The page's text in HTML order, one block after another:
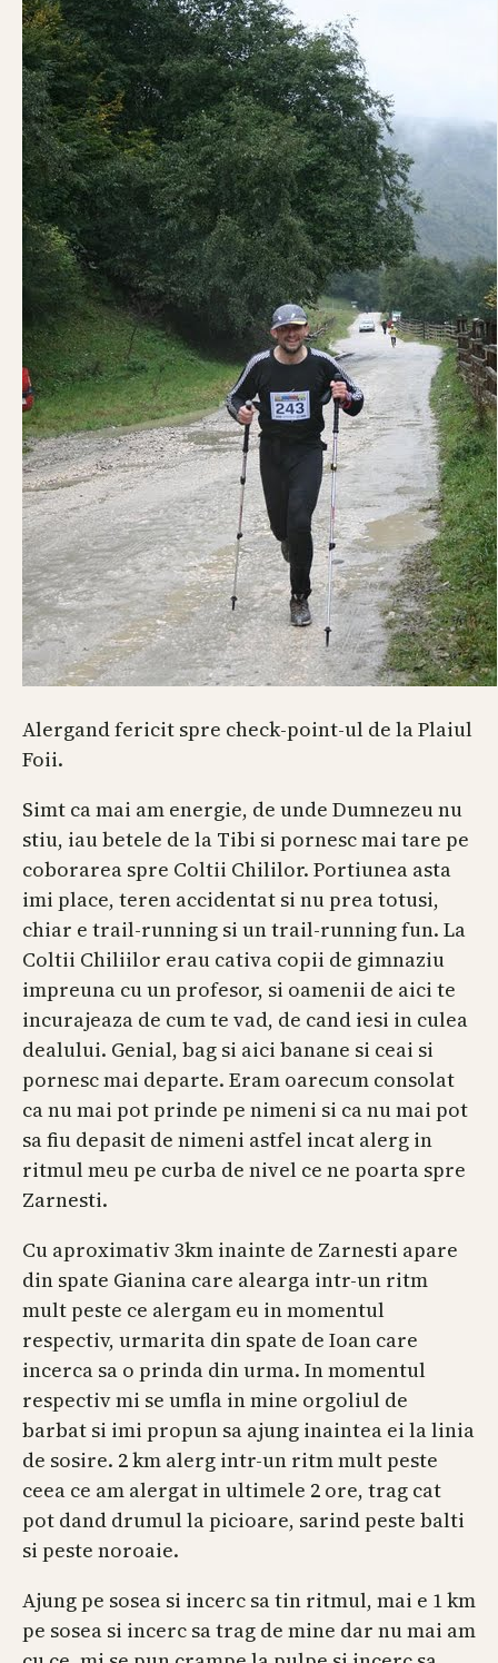
Alergand fericit spre check-point-ul de la Plaiul
Foii.
Simt ca mai am energie, de unde Dumnezeu nu
stiu, iau betele de la Tibi si pornesc mai tare pe
coborarea spre Coltii Chililor. Portiunea asta
imi place, teren accidentat si nu prea totusi,
chiar e trail-running si un trail-running fun. La
Coltii Chiliilor erau cativa copii de gimnaziu
impreuna cu un profesor, si oamenii de aici te
incurajeaza de cum te vad, de cand iesi in culea
dealului. Genial, bag si aici banane si ceai si
pornesc mai departe. Eram oarecum consolat
ca nu mai pot prinde pe nimeni si ca nu mai pot
sa fiu depasit de nimeni astfel incat alerg in
ritmul meu pe curba de nivel ce ne poarta spre
Zarnesti.
Cu aproximativ 3km inainte de Zarnesti apare
din spate Gianina care alearga intr-un ritm
mult peste ce alergam eu in momentul
respectiv, urmarita din spate de Ioan care
incerca sa o prinda din urma. In momentul
respectiv mi se umfla in mine orgoliul de
barbat si imi propun sa ajung inaintea ei la linia
de sosire. 2 km alerg intr-un ritm mult peste
ceea ce am alergat in ultimele 2 ore, trag cat
pot dand drumul la picioare, sarind peste balti
si peste noroaie.
Ajung pe sosea si incerc sa tin ritmul, mai e 1 km
pe sosea si incerc sa trag de mine dar nu mai am